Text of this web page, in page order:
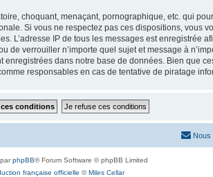
choquant, menaçant, pornographique, etc. qui
Si vous ne respectez pas ces dispositions, vous
L’adresse IP de tous les messages est enregistrée
de verrouiller n’importe quel sujet et message à
dans notre base de données. Bien que
responsables en cas de tentative de piratage
Nous
phpBB® Forum Software © phpBB Limited
française officielle ©Miles Cellar